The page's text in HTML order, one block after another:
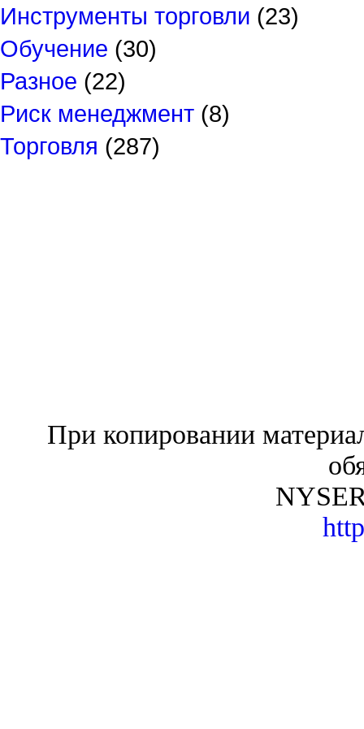
Инструменты торговли (23)
Обучение (30)
Разное (22)
Риск менеджмент (8)
Торговля (287)
При копировании